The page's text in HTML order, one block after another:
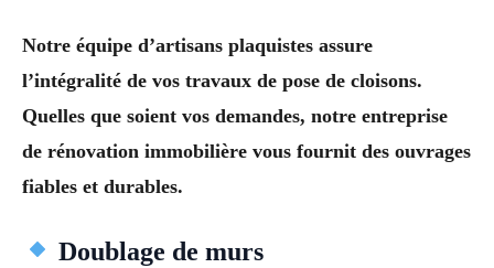
Notre équipe d’artisans plaquistes assure
l’intégralité de vos travaux de pose de cloisons.
Quelles que soient vos demandes, notre entreprise
de rénovation immobilière vous fournit des ouvrages
fiables et durables.
Doublage de murs